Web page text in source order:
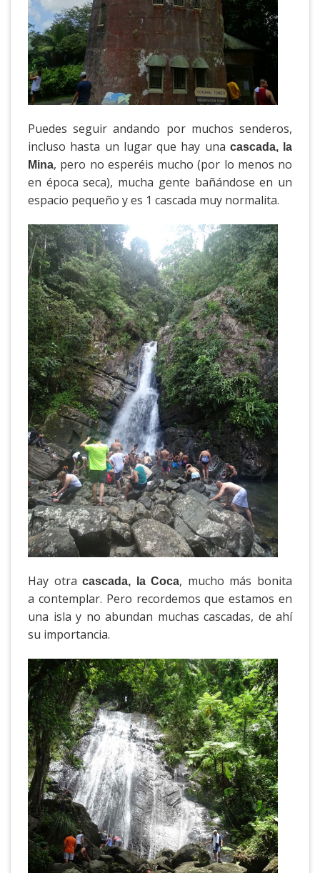
Puedes seguir andando por muchos senderos,
incluso hasta un lugar que hay una cascada, la
Mina, pero no esperéis mucho (por lo menos no
en época seca), mucha gente bañándose en un
espacio pequeño y es 1 cascada muy normalita.
Hay otracascada, la Coca, mucho más bonita
a contemplar. Pero recordemos que estamos en
una isla y no abundan muchas cascadas, de ahí
su importancia.